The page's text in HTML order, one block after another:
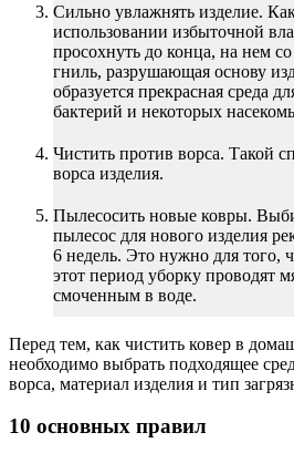
Сильно увлажнять изделие.
использовании избыточной
просохнуть до конца, на нем
гниль, разрушающая основу
образуется прекрасная среда
бактерий и некоторых
Чистить против ворса. Такой
ворса изделия.
Пылесосить новые ковры.
пылесос для нового изделия
6 недель. Это нужно для того,
этот период уборку проводят
смоченным в воде.
Перед тем, как чистить ковер в
необходимо выбрать подходящее
ворса, материал изделия и тип
10 основных правил